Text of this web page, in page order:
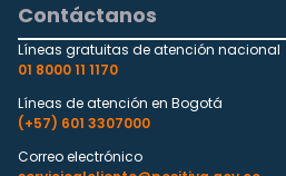
Contáctanos
Líneas gratuitas de atención nacional
01 8000 11 1170
Líneas de atención en Bogotá
(+57) 601 3307000
Correo electrónico